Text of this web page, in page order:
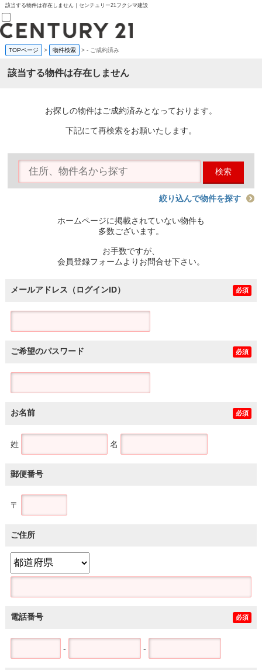
該当する物件は存在しません｜センチュリー21フクシマ建設
売買部
0120-800-844
賃貸部
会員メニュー
物件を探す
購入TOP
条件から探す
住宅ローン控除シミュレータ
TOPページ > 物件検索 >- ご成約済み
該当する物件は存在しません
お探しの物件はご成約済みとなっております。
下記にて再検索をお願いたします。
検索
絞り込んで物件を探す
ホームページに掲載されていない物件も
多数ございます。
お手数ですが、
会員登録フォームよりお問合せ下さい。
メールアドレス（ログインID） 必須
ご希望のパスワード 必須
お名前 必須
姓 名
郵便番号
〒
ご住所
電話番号 必須
- -